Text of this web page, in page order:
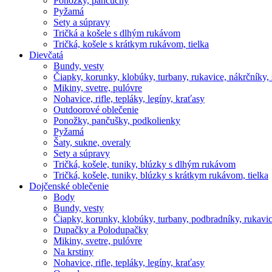
Pyžamá
Sety a súpravy
Tričká a košele s dlhým rukávom
Tričká, košele s krátkym rukávom, tielka
Dievčatá
Bundy, vesty
Čiapky, korunky, klobúky, turbany, rukavice, nákrčníky,
Mikiny, svetre, pulóvre
Nohavice, rifle, tepláky, legíny, kraťasy
Outdoorové oblečenie
Ponožky, pančušky, podkolienky
Pyžamá
Šaty, sukne, overaly
Sety a súpravy
Tričká, košele, tuniky, blúzky s dlhým rukávom
Tričká, košele, tuniky, blúzky s krátkym rukávom, tielka
Dojčenské oblečenie
Body
Bundy, vesty
Čiapky, korunky, klobúky, turbany, podbradníky,
Dupačky a Polodupačky
Mikiny, svetre, pulóvre
Na krstiny
Nohavice, rifle, tepláky, legíny, kraťasy